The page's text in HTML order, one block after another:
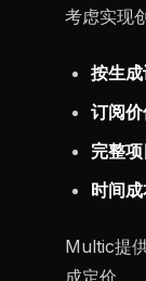
考虑实现
按生
订阅
完整
时间
Multic提
成定价。